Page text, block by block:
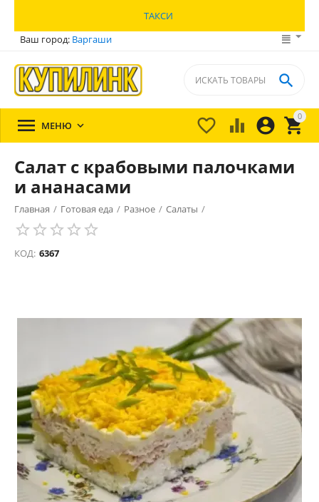
ТАКСИ
Ваш город: Варгаши
0


 

 МЕНЮ 
Салат с крабовыми палочками
и ананасами
Главная / Готовая еда / Разное / Салаты /
КОД: 6367